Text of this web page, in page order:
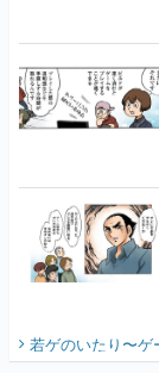
若ゲのいたり〜ゲ